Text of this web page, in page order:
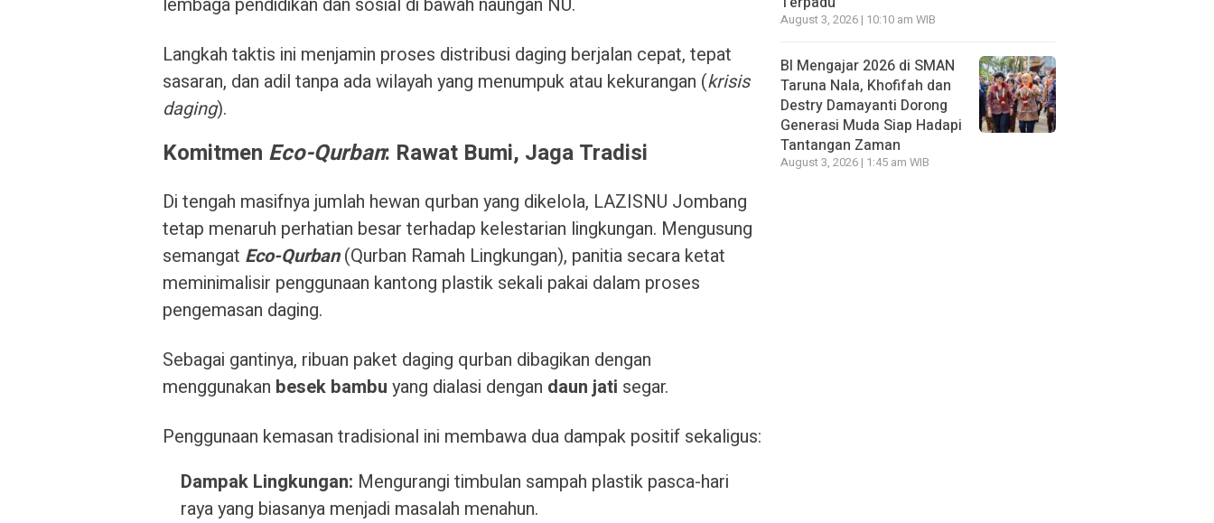
Langkah taktis ini menjamin proses distribusi daging berjalan cepat, tepat
sasaran, dan adil tanpa ada wilayah yang menumpuk atau kekurangan (krisis
daging).
Komitmen Eco-Qurban: Rawat Bumi, Jaga Tradisi
Di tengah masifnya jumlah hewan qurban yang dikelola, LAZISNU Jombang
tetap menaruh perhatian besar terhadap kelestarian lingkungan. Mengusung
semangat Eco-Qurban(Qurban Ramah Lingkungan), panitia secara ketat
meminimalisir penggunaan kantong plastik sekali pakai dalam proses
pengemasan daging.
Sebagai gantinya, ribuan paket daging qurban dibagikan dengan
menggunakan besek bambu yang dialasi dengan daun jati segar.
Penggunaan kemasan tradisional ini membawa dua dampak positif sekaligus:
Dampak Lingkungan: Mengurangi timbulan sampah plastik pasca-hari
raya yang biasanya menjadi masalah menahun.
August 3, 2026 | 10:10 am WIB
BI Mengajar 2026 di SMAN
Taruna Nala, Khofifah dan
Destry Damayanti Dorong
Generasi Muda Siap Hadapi
Tantangan Zaman
August 3, 2026 | 1:45 am WIB